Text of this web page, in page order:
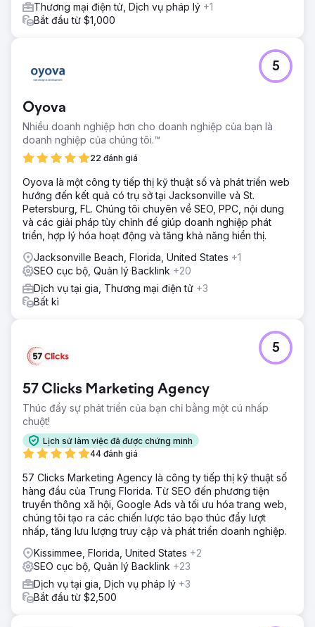
Thương mại điện tử, Dịch vụ pháp lý +1
Bắt đầu từ $1,000
Oyova
Nhiều doanh nghiệp hơn cho doanh nghiệp của bạn là
doanh nghiệp của chúng tôi.™
22 đánh giá
5
Oyova là một công ty tiếp thị kỹ thuật số và phát triển web
hướng đến kết quả có trụ sở tại Jacksonville và St.
Petersburg, FL. Chúng tôi chuyên về SEO, PPC, nội dung
và các giải pháp tùy chỉnh để giúp doanh nghiệp phát
triển, hợp lý hóa hoạt động và tăng khả năng hiển thị.
Jacksonville Beach, Florida, United States +1
SEO cục bộ, Quản lý Backlink +20
Dịch vụ tại gia, Thương mại điện tử +3
Bất kì
57 Clicks Marketing Agency
Thúc đẩy sự phát triển của bạn chỉ bằng một cú nhấp
chuột!
Lịch sử làm việc đã được chứng minh
44 đánh giá
5
57 Clicks Marketing Agency là công ty tiếp thị kỹ thuật số
hàng đầu của Trung Florida. Từ SEO đến phương tiện
truyền thông xã hội, Google Ads và tối ưu hóa trang web,
chúng tôi tạo ra các chiến lược táo bạo thúc đẩy lượt
nhấp, tăng lưu lượng truy cập và phát triển doanh nghiệp.
Kissimmee, Florida, United States +2
SEO cục bộ, Quản lý Backlink +23
Dịch vụ tại gia, Dịch vụ pháp lý +3
Bắt đầu từ $2,500